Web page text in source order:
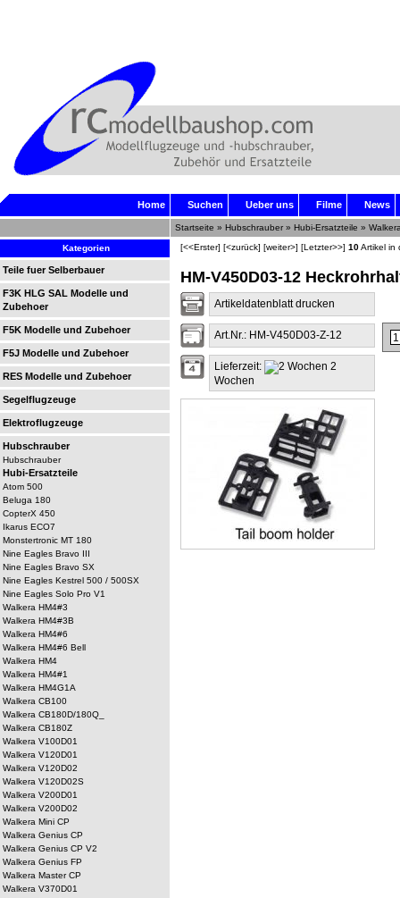
Home Suchen Ueber uns Filme News
Startseite » Hubschrauber» Hubi-Ersatzteile »
Kategorien
Teile fuer Selberbauer
F3K HLG SAL Modelle und
Zubehoer
F5K Modelle und Zubehoer
F5J Modelle und Zubehoer
RES Modelle und Zubehoer
Segelflugzeuge
Elektroflugzeuge
Hubschrauber
Hubschrauber
Hubi-Ersatzteile
Atom 500
Beluga 180
CopterX 450
Ikarus ECO7
Monstertronic MT 180
Nine Eagles Bravo III
Nine Eagles Bravo SX
Nine Eagles Kestrel 500 / 500SX
Nine Eagles Solo Pro V1
Walkera HM4#3
Walkera HM4#3B
Walkera HM4#6
Walkera HM4#6 Bell
Walkera HM4
Walkera HM4#1
Walkera HM4G1A
Walkera CB100
Walkera CB180D/180Q_
Walkera CB180Z
Walkera V100D01
Walkera V120D01
Walkera V120D02
Walkera V120D02S
Walkera V200D01
Walkera V200D02
Walkera Mini CP
Walkera Genius CP
Walkera Genius CP V2
Walkera Genius FP
Walkera Master CP
Walkera V370D01
[<<Erster] [<zurück] [weiter>] [Letzter>>] 10Artikel in
HM-V450D03-12
Artikeldatenblatt drucken
Art.Nr.: HM-V450D03-Z-12
Lieferzeit:
2
Wochen